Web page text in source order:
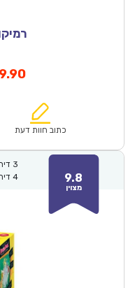
₪171.00.
המחיר
הוא:
כתוב חוות דעת
9.8
מצוין
3
4